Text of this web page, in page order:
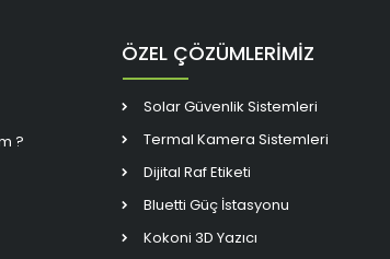
?
ÖZEL ÇÖZÜMLERİMİZ
Solar Güvenlik Sistemleri
Termal Kamera Sistemleri
Dijital Raf Etiketi
Bluetti Güç İstasyonu
Kokoni 3D Yazıcı